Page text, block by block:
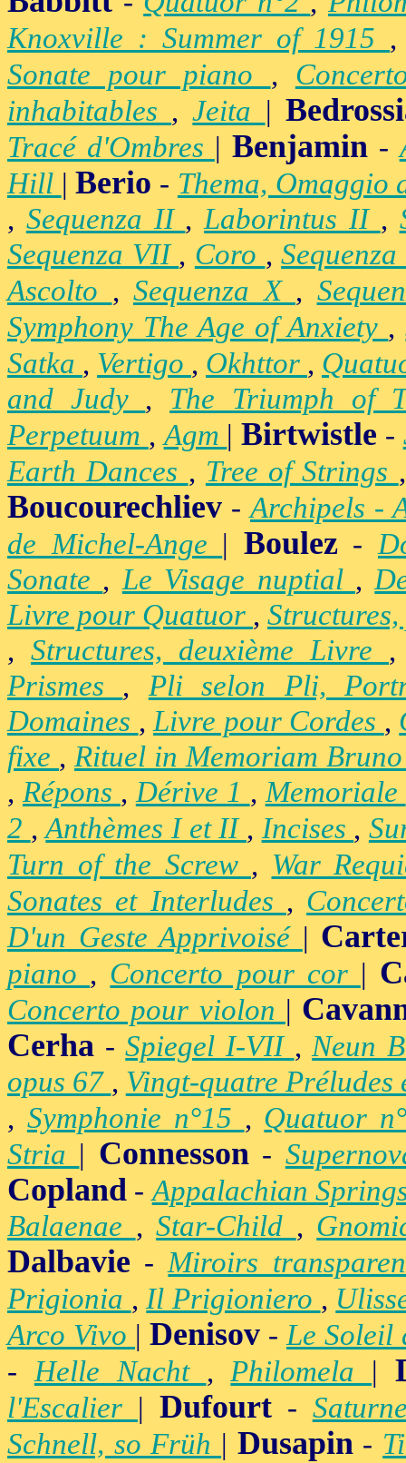
Knoxville : Summer of 1915
Sonate pour piano ,
inhabitables ,Jeita |
Tracé d'Ombres | Benjamin-
Hill |Berio - Thema, Omaggio
, Sequenza II ,Laborintus II ,
Sequenza VII , Coro ,
Ascolto , Sequenza X ,
Symphony The Age of Anxiety ,
Satka , Vertigo , Okhttor ,
and Judy , The Triumph of
Perpetuum ,Agm |Birtwistle -
Earth Dances , Tree of Strings
Boucourechliev -Archipels -
de Michel-Ange | Boulez-
Sonate ,Le Visage nuptial ,
Livre pour Quatuor ,
, Structures, deuxième Livre
Prismes , Pli selon Pli,
Domaines ,Livre pour Cordes ,
fixe , Rituel in Memoriam
, Répons ,Dérive 1 ,Memoriale
2 ,Anthèmes I et II , Incises ,
Turn of the Screw , War
Sonates et Interludes ,
D'un Geste Apprivoisé |
piano , Concerto pour cor |
Concerto pour violon |
Cerha -Spiegel I-VII ,Neun
opus 67 , Vingt-quatre Préludes
, Symphonie n°15 , Quatuor
Stria | Connesson-
Copland -Appalachian
Balaenae ,Star-Child ,
Dalbavie -Miroirs
Prigionia ,Il Prigioniero ,
Arco Vivo | Denisov -Le Soleil
-Helle Nacht ,Philomela |
l'Escalier | Dufourt-
Schnell, so Früh | Dusapin-